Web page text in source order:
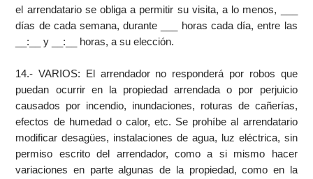
el arrendatario se obliga a permitir su visita, a lo menos, ___
días de cada semana, durante ___ horas cada día, entre las
__:__ y __:__ horas, a su elección.
14.- VARIOS: El arrendador no responderá por robos que
puedan ocurrir en la propiedad arrendada o por perjuicio
causados por incendio, inundaciones, roturas de cañerías,
efectos de humedad o calor, etc. Se prohíbe al arrendatario
modificar desagües, instalaciones de agua, luz eléctrica, sin
permiso escrito del arrendador, como a si mismo hacer
variaciones en parte algunas de la propiedad, como en la